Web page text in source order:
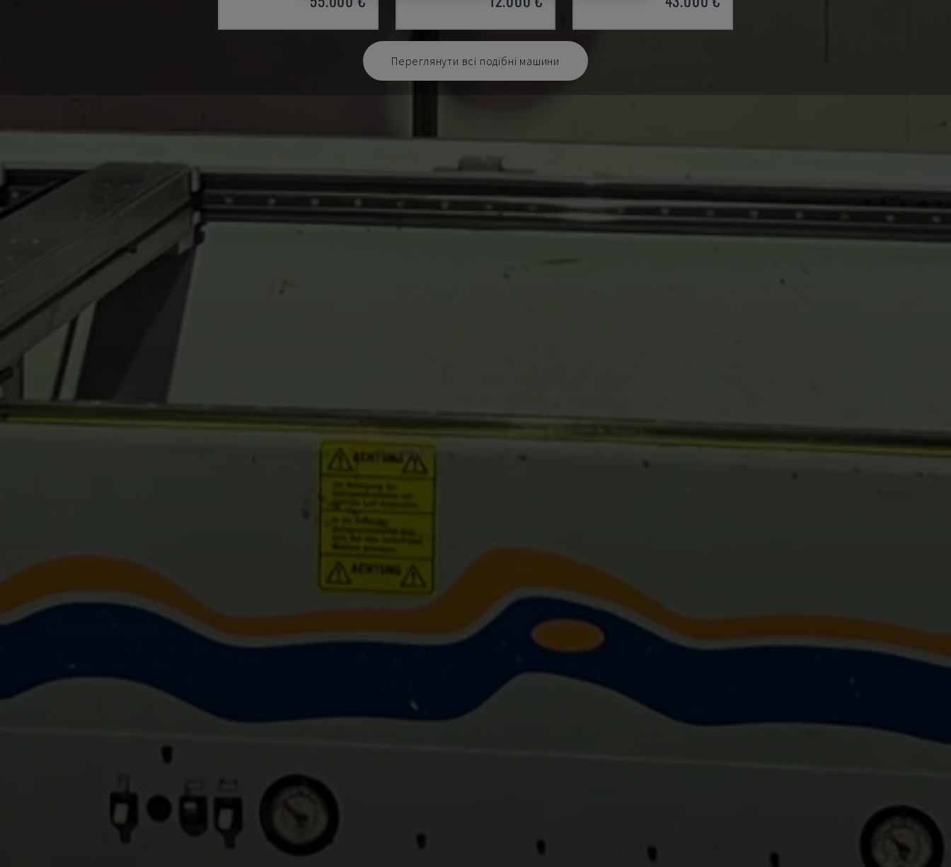
Переглянути всі подібні машини